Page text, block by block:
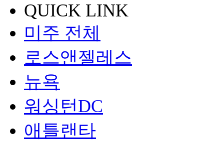
QUICK LINK
미주 전체
로스앤젤레스
뉴욕
워싱턴DC
애틀랜타